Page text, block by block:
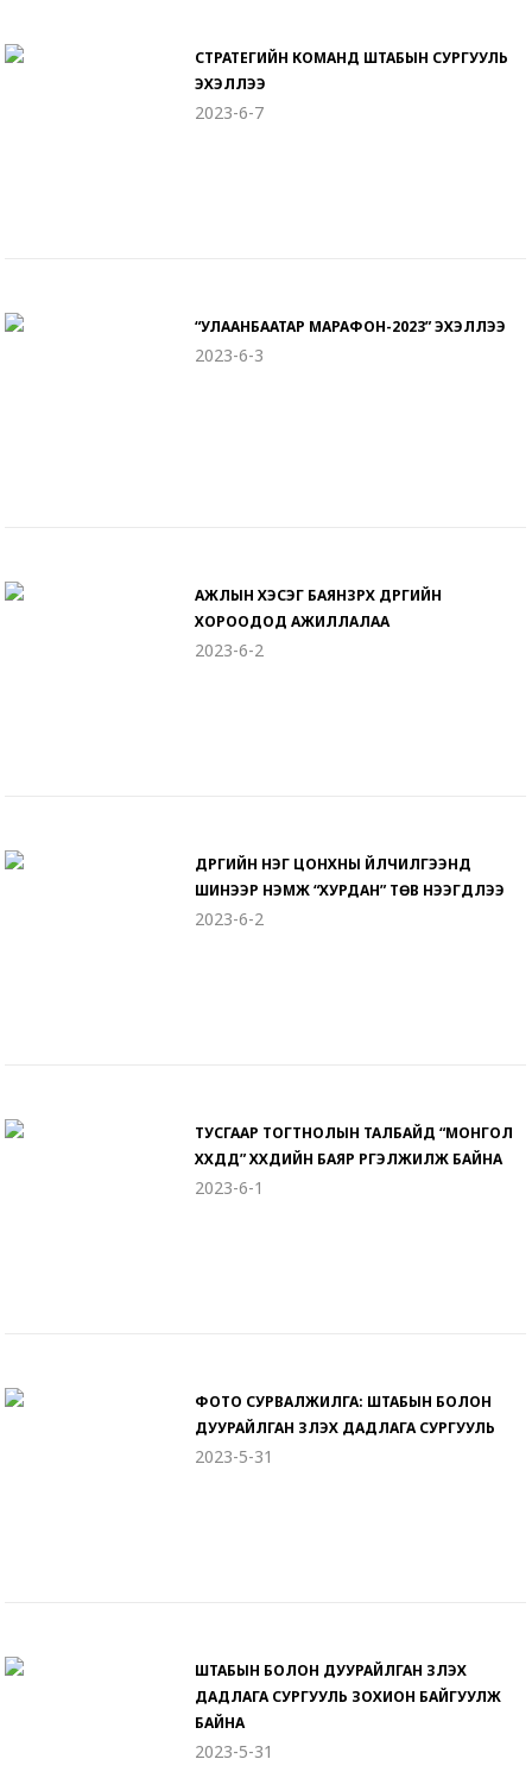
СТРАТЕГИЙН КОМАНД ШТАБЫН СУРГУУЛЬ
ЭХЭЛЛЭЭ
2023-6-7
“УЛААНБААТАР МАРАФОН-2023” ЭХЭЛЛЭЭ
2023-6-3
АЖЛЫН ХЭСЭГ БАЯНЗҮРХ ДҮҮРГИЙН
ХОРООДОД АЖИЛЛАЛАА
2023-6-2
ДҮҮРГИЙН НЭГ ЦОНХНЫ ҮЙЛЧИЛГЭЭНД
ШИНЭЭР НЭМЖ “ХУРДАН” ТӨВ НЭЭГДЛЭЭ
2023-6-2
ТУСГААР ТОГТНОЛЫН ТАЛБАЙД “МОНГОЛ
ХҮҮХДҮҮД” ХҮҮХДИЙН БАЯР ҮРГЭЛЖИЛЖ БАЙНА
2023-6-1
ФОТО СУРВАЛЖИЛГА: ШТАБЫН БОЛОН
ДУУРАЙЛГАН ҮЗҮҮЛЭХ ДАДЛАГА СУРГУУЛЬ
2023-5-31
ШТАБЫН БОЛОН ДУУРАЙЛГАН ҮЗҮҮЛЭХ
ДАДЛАГА СУРГУУЛЬ ЗОХИОН БАЙГУУЛЖ
БАЙНА
2023-5-31